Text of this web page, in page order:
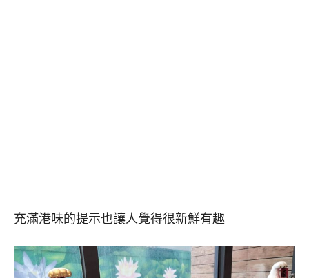
充滿港味的提示也讓人覺得很新鮮有趣